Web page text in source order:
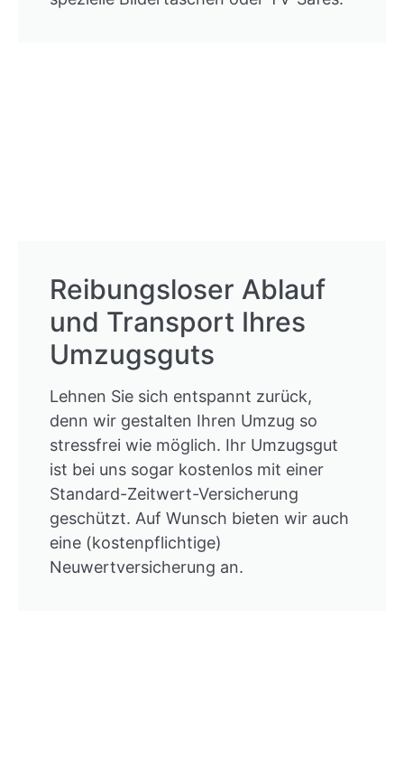
Reibungsloser Ablauf
und Transport Ihres
Umzugsguts
Lehnen Sie sich entspannt zurück,
denn wir gestalten Ihren Umzug so
stressfrei wie möglich. Ihr Umzugsgut
ist bei uns sogar kostenlos mit einer
Standard-Zeitwert-Versicherung
geschützt. Auf Wunsch bieten wir auch
eine (kostenpflichtige)
Neuwertversicherung an.